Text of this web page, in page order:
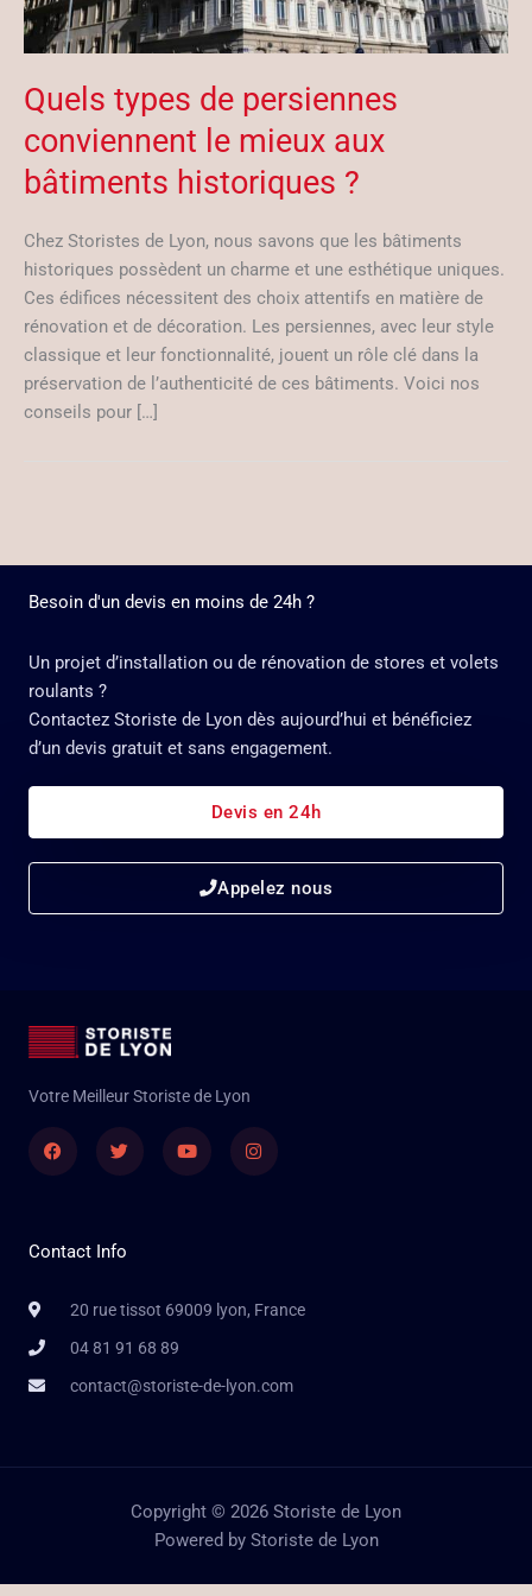
Quels types de persiennes
conviennent le mieux aux
bâtiments historiques ?
Chez Storistes de Lyon, nous savons que les bâtiments
historiques possèdent un charme et une esthétique uniques.
Ces édifices nécessitent des choix attentifs en matière de
rénovation et de décoration. Les persiennes, avec leur style
classique et leur fonctionnalité, jouent un rôle clé dans la
préservation de l’authenticité de ces bâtiments. Voici nos
conseils pour […]
Besoin d'un devis en moins de 24h ?
Un projet d’installation ou de rénovation de stores et volets
roulants ?
Contactez Storiste de Lyon dès aujourd’hui et bénéficiez
d’un devis gratuit et sans engagement.
Devis en 24h
Appelez nous
Votre Meilleur Storiste de Lyon
FacebookTwitter YoutubeInstagram
Contact Info
20 rue tissot 69009 lyon, France
04 81 91 68 89
contact@storiste-de-lyon.com
Copyright © 2026 Storiste de Lyon
Powered by Storiste de Lyon